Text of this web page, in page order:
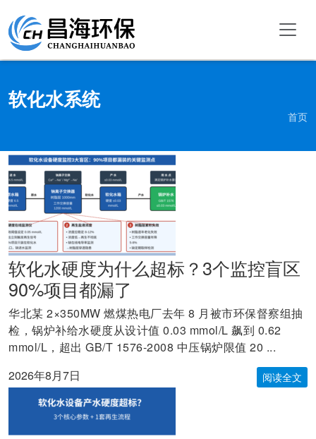
软化水系统
首页
软化水硬度为什么超标？3个监控盲区
90%项目都漏了
华北某 2×350MW 燃煤热电厂去年 8 月被市环保督察组抽
检，锅炉补给水硬度从设计值 0.03 mmol/L 飙到 0.62
mmol/L，超出 GB/T 1576-2008 中压锅炉限值 20 ...
2026年8月7日
阅读全文